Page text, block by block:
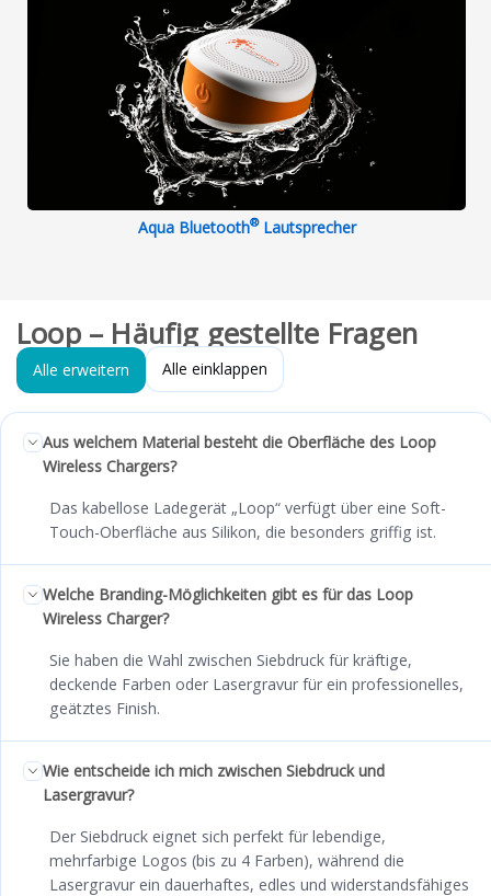
Aqua Bluetooth®Lautsprecher
Loop – Häufig gestellte Fragen
Alle erweitern Alle einklappen
Aus welchem Material besteht die Oberfläche des Loop
Wireless Chargers?
Das kabellose Ladegerät „Loop“ verfügt über eine Soft-
Touch-Oberfläche aus Silikon, die besonders griffig ist.
Welche Branding-Möglichkeiten gibt es für das Loop
Wireless Charger?
Sie haben die Wahl zwischen Siebdruck für kräftige,
deckende Farben oder Lasergravur für ein professionelles,
geätztes Finish.
Wie entscheide ich mich zwischen Siebdruck und
Lasergravur?
Der Siebdruck eignet sich perfekt für lebendige,
mehrfarbige Logos (bis zu 4 Farben), während die
Lasergravur ein dauerhaftes, edles und widerstandsfähiges